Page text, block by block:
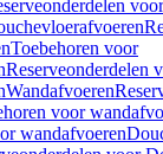
Toebehoren voor
Reserveonderdelen
Wandafvoeren
voor
wandafvoeren